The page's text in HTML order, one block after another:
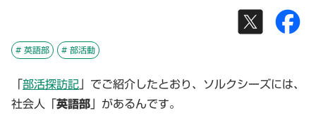
# 英語部 # 部活動
部活探訪記 」でご紹介したとおり、ソルクシーズには、
社会人「 英語部 」があるんです。